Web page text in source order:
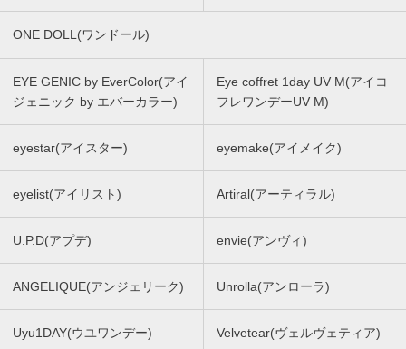
ONE DOLL(ワンドール)
EYE GENIC by EverColor(アイ
ジェニック by エバーカラー)
Eye coffret 1day UV M(アイコ
フレワンデーUV M)
eyestar(アイスター) eyemake(アイメイク)
eyelist(アイリスト) Artiral(アーティラル)
U.P.D(アプデ) envie(アンヴィ)
ANGELIQUE(アンジェリーク) Unrolla(アンローラ)
Uyu1DAY(ウユワンデー) Velvetear(ヴェルヴェティア)